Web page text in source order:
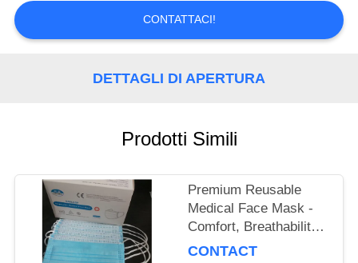
CITAZIONE
PRIVACY
POLICY
CONTATTACI!
DETTAGLI DI APERTURA
Prodotti Simili
Premium Reusable
Medical Face Mask -
Comfort, Breathability
& Reusability
CONTACT